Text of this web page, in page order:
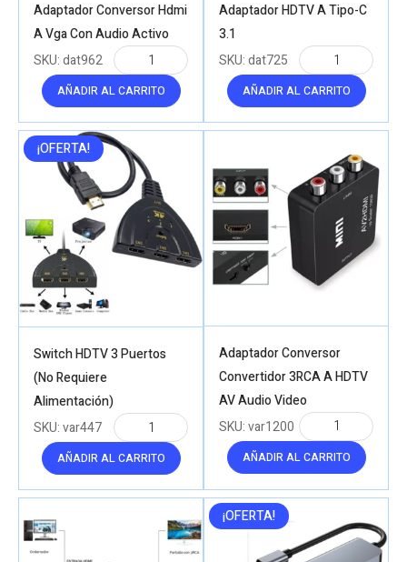
Adaptador Conversor Hdmi
A Vga Con Audio Activo
AÑADIR AL CARRITO
SKU:dat962
Adaptador HDTV A Tipo-C
3.1
AÑADIR AL CARRITO
SKU:dat725
¡OFERTA!
Switch HDTV 3 Puertos
(No Requiere
Alimentación)
AÑADIR AL CARRITO
SKU:var447
Adaptador Conversor
Convertidor 3RCA A HDTV
AV Audio Video
AÑADIR AL CARRITO
SKU:var1200
¡OFERTA!